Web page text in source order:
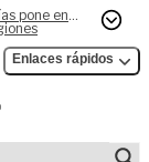
pone en
Enlaces rápidos